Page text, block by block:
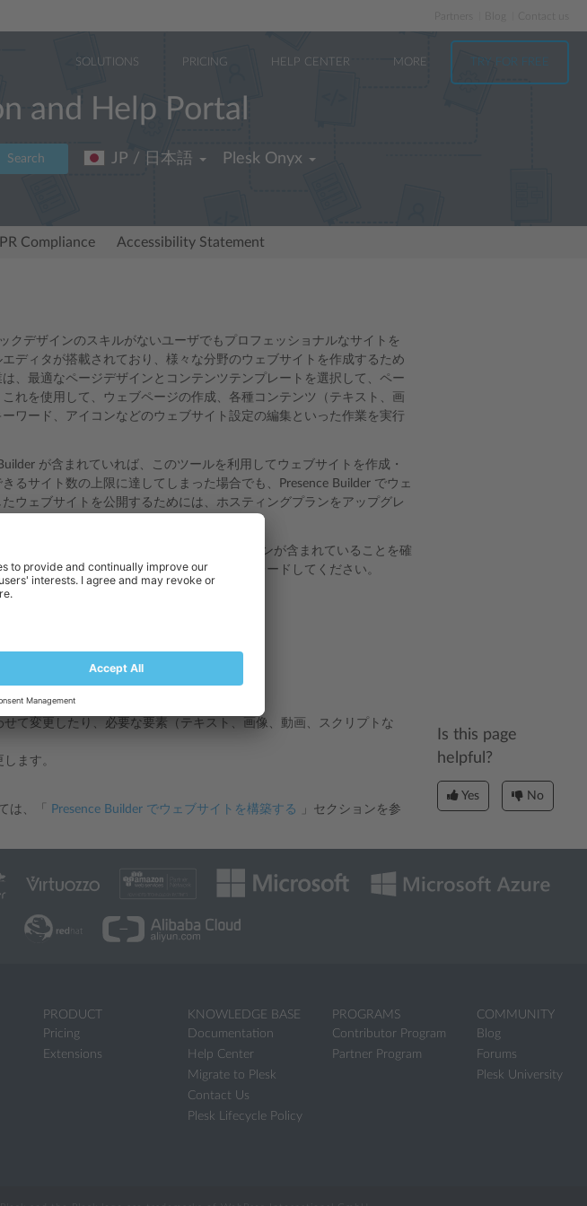
Partners
SOLUTIONS PRICING HELP CENTER MORE TRY FOR FREE
and Help Portal
Search JP / 日本語 Plesk Onyx
Compliance Accessibility Statement
クデザインのスキルがないユーザでもプロフェッショナルなサイトを
ディタが搭載されており、様々な分野のウェブサイトを作成するため
、最適なページデザインとコンテンツテンプレートを選択して、ペー
れを使用して、ウェブページの作成、各種コンテンツ（テキスト、画
ワード、アイコンなどのウェブサイト設定の編集といった作業を実行
が含まれていれば、このツールを利用してウェブサイトを作成・
るサイト数の上限に達してしまった場合でも、Presence Builder でウェ
ウェブサイトを公開するためには、ホスティングプランをアップグレ
だ場合は、ホスティング契約にこのオプションが含まれていることを確
ェブサイトを作成するか、契約をアップグレードしてください。
を探します。
ジを削除します。
て変更したり、必要な要素（テキスト、画像、動画、スクリプトな
ます。
は、「 Presence Builder でウェブサイトを構築する
」セクションを参
Is this page
helpful?
Yes No
PRODUCT
Pricing
Extensions
KNOWLEDGE BASE
Documentation
Help Center
Migrate to Plesk
Contact Us
Plesk Lifecycle Policy
PROGRAMS
Contributor Program
Partner Program
COMMUNITY
Blog
Forums
Plesk University